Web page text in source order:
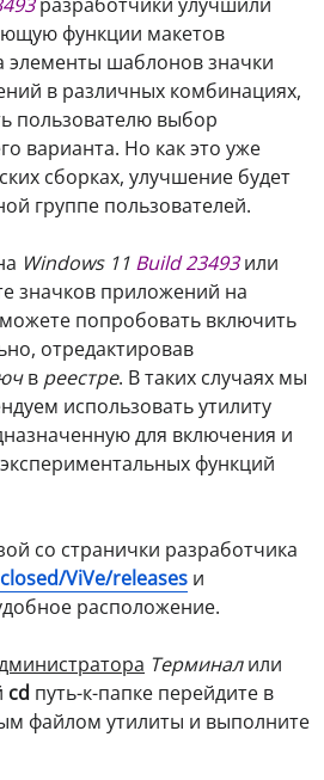
функции макетов
элементы шаблонов значки
в различных комбинациях,
пользователю выбор
варианта. Но как это уже
сборках, улучшение будет
группе пользователей.
Windows 11 Build 23493или
значков приложений на
попробовать включить
отредактировав
в реестре. В таких случаях мы
использовать утилиту
для включения и
функций
со странички разработчика
ViVe/releases и
расположение.
Терминалили
cd путь-к-папке перейдите в
файлом утилиты и выполните